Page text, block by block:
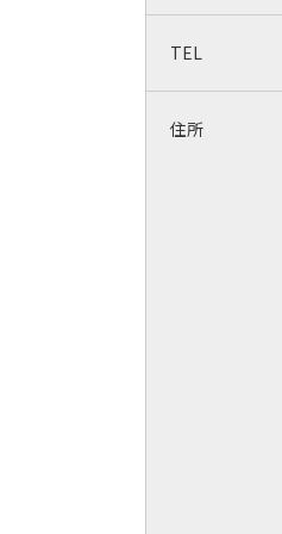
TEL
住所